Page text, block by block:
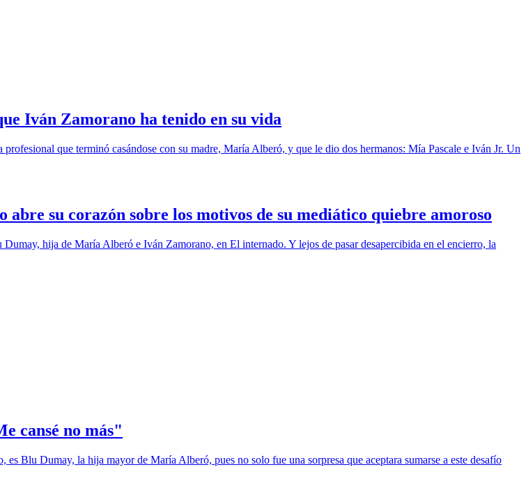
Iván Zamorano ha tenido en su vida
que terminó casándose con su madre, María Alberó, y que le dio dos hermanos: Mía Pascale e Iván Jr. Un
su corazón sobre los motivos de su mediático quiebre amoroso
hija de María Alberó e Iván Zamorano, en El internado. Y lejos de pasar desapercibida en el encierro, la
cansé no más"
Blu Dumay, la hija mayor de María Alberó, pues no solo fue una sorpresa que aceptara sumarse a este desafío